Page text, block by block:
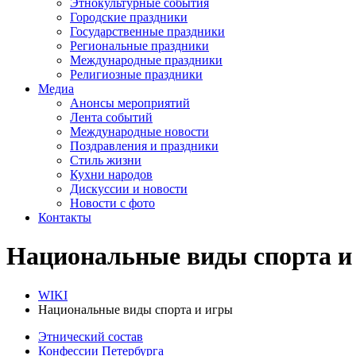
Этнокультурные события
Городские праздники
Государственные праздники
Региональные праздники
Международные праздники
Религиозные праздники
Медиа
Анонсы мероприятий
Лента событий
Международные новости
Поздравления и праздники
Cтиль жизни
Кухни народов
Дискуссии и новости
Новости с фото
Контакты
Национальные виды спорта
WIKI
Национальные виды спорта и игры
Этнический состав
Конфессии Петербурга